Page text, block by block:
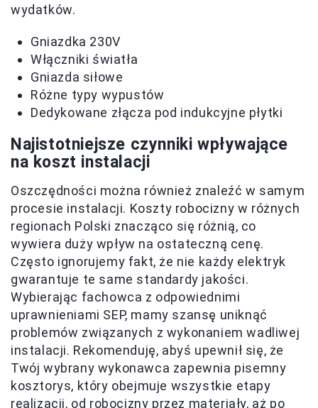
wydatków.
Gniazdka 230V
Włączniki światła
Gniazda siłowe
Różne typy wypustów
Dedykowane złącza pod indukcyjne płytki
Najistotniejsze czynniki wpływające
na koszt instalacji
Oszczędności można również znaleźć w samym
procesie instalacji. Koszty robocizny w różnych
regionach Polski znacząco się różnią, co
wywiera duży wpływ na ostateczną cenę.
Często ignorujemy fakt, że nie każdy elektryk
gwarantuje te same standardy jakości.
Wybierając fachowca z odpowiednimi
uprawnieniami SEP, mamy szansę uniknąć
problemów związanych z wykonaniem wadliwej
instalacji. Rekomenduję, abyś upewnił się, że
Twój wybrany wykonawca zapewnia pisemny
kosztorys, który obejmuje wszystkie etapy
realizacji, od robocizny przez materiały, aż po